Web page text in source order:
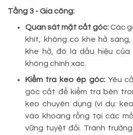
Tầng 3 - Gia công:
Quan sát mặt cắt góc:Các
khít, không có khe hở
khe hở, đó là dấu hiệu
không chính xác.
Kiểm tra keo ép góc: Yêu
góc cắt để kiểm tra bên
keo chuyên dụng (ví dụ:
vào khoang rỗng tại các
vững tuyệt đối. Tránh